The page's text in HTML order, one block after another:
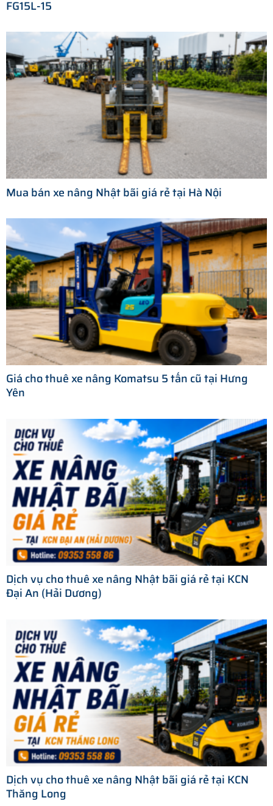
FG15L-15
Mua bán xe nâng Nhật bãi giá rẻ tại Hà Nội
Giá cho thuê xe nâng Komatsu 5 tấn cũ tại Hưng
Yên
Dịch vụ cho thuê xe nâng Nhật bãi giá rẻ tại KCN
Đại An (Hải Dương)
Dịch vụ cho thuê xe nâng Nhật bãi giá rẻ tại KCN
Thăng Long